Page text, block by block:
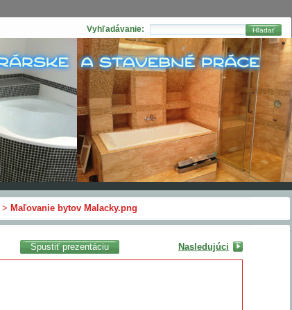
> Maľovanie bytov Malacky.png
Spustiť prezentáciu Nasledujúci
Vyhľadávanie: Hľadať